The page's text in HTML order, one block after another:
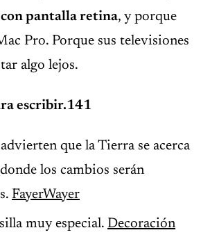
pantalla retina, y porque
Pro. Porque sus televisiones
algo lejos.
escribir.141
que la Tierra se acerca
los cambios serán
FayerWayer
muy especial. Decoración